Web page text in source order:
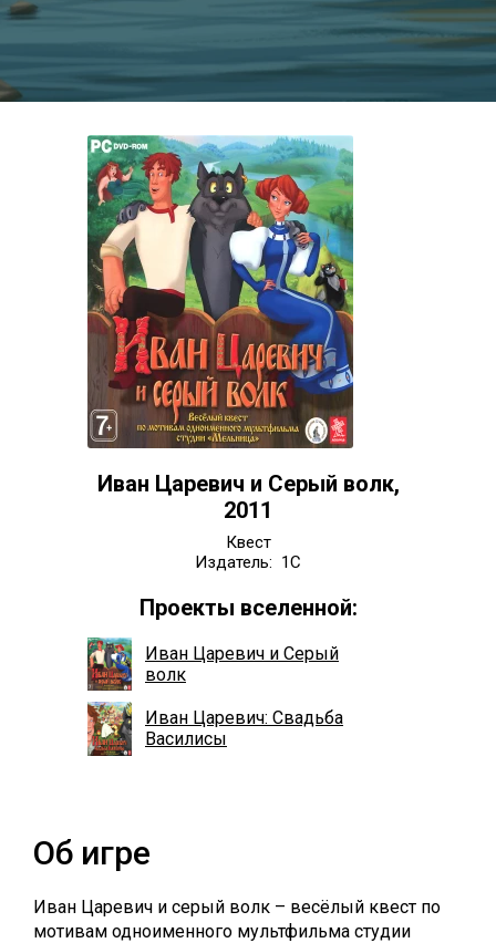
Иван Царевич и Серый волк,
2011
Квест
Издатель: 1С
Проекты вселенной:
Иван Царевич и Серый
волк
Иван Царевич: Свадьба
Василисы
Об игре
Иван Царевич и серый волк – весёлый квест по
мотивам одноименного мультфильма студии